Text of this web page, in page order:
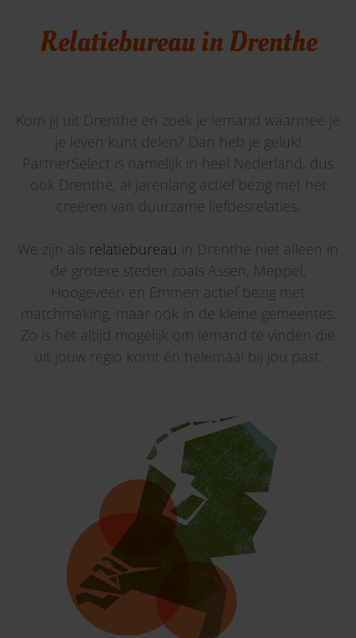
Relatiebureau in Drenthe
Kom jij uit Drenthe en zoek je iemand waarmee je
je leven kunt delen? Dan heb je geluk!
PartnerSelect is namelijk in heel Nederland, dus
ook Drenthe, al jarenlang actief bezig met het
creëren van duurzame liefdesrelaties.
We zijn als relatiebureau in Drenthe niet alleen in
de grotere steden zoals Assen, Meppel,
Hoogeveen en Emmen actief bezig met
matchmaking, maar ook in de kleine gemeentes.
Zo is het altijd mogelijk om iemand te vinden die
uit jouw regio komt én helemaal bij jou past.